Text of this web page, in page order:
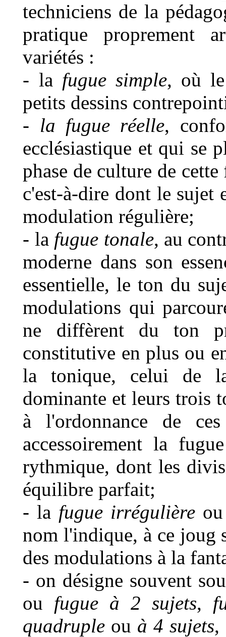
techniciens de la
pratique proprement
variétés :
- la fugue simple, où le
petits dessins
- la fugue réelle,
ecclésiastique et qui se
phase de culture de
c'est-à-dire dont le sujet
modulation régulière;
- la fugue tonale, au
moderne dans son
essentielle, le ton du
modulations qui
ne diffèrent du ton
constitutive en plus ou
la tonique, celui de
dominante et leurs trois
à l'ordonnance de
accessoirement la
rythmique, dont les
équilibre parfait;
- la fugue irrégulière
nom l'indique, à ce joug
des modulations à la
- on désigne souvent
ou fugue à 2 sujets,
quadruple ou à 4 sujets,